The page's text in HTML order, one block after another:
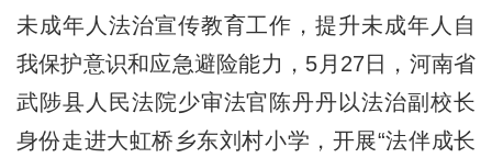
未成年人法治宣传教育工作，提升未成年人自
我保护意识和应急避险能力，5月27日，河南省
武陟县人民法院少审法官陈丹丹以法治副校长
身份走进大虹桥乡东刘村小学，开展“法伴成长